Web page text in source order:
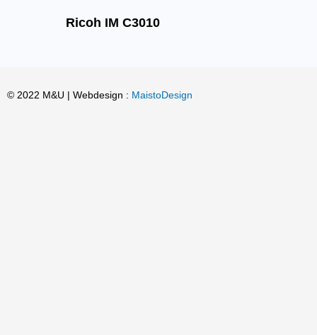
Ricoh IM C3010
© 2022 M&U | Webdesign : MaistoDesign